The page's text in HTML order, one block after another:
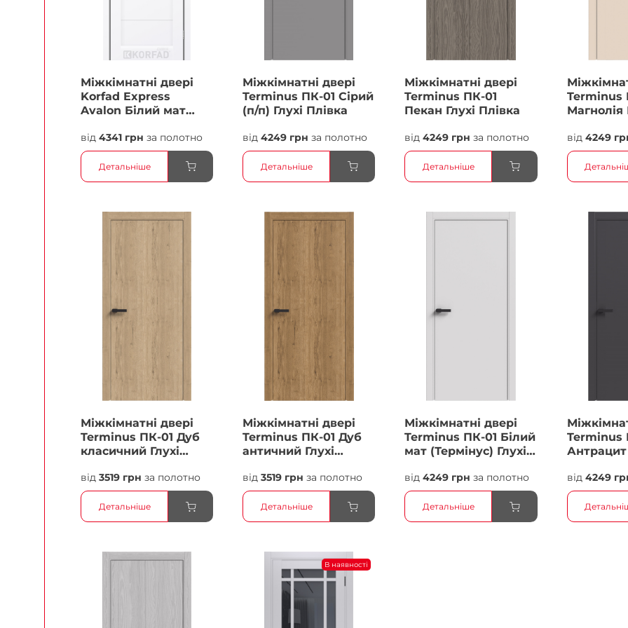
Міжкімнатні двері
Korfad Express
Avalon Білий мат
Плівка
від 4341 грн за полотно
Детальніше
Міжкімнатні двері
Terminus ПК-01 Сірий
(п/п) Глухі Плівка
від4249 грн за полотно
Детальніше
Міжкімнатні двері
Terminus ПК-01
Пекан Глухі Плівка
від4249 грн за полотно
Детальніше
Terminus
Магнолія
від 4249
Міжкімнатні двері
Terminus ПК-01 Дуб
класичний Глухі
від 3519 грн за полотно
Детальніше
Міжкімнатні двері
Terminus ПК-01 Дуб
античний Глухі
від3519 грн за полотно
Детальніше
Міжкімнатні двері
Terminus ПК-01 Білий
мат (Термінус) Глухі
від4249 грн за полотно
Детальніше
Terminus
Антрацит
від 4249
В наявності